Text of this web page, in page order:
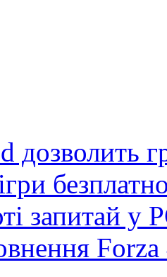
дозволить
запитай у